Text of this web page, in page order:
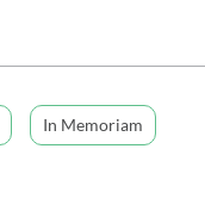
In Memoriam